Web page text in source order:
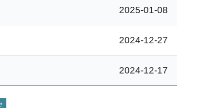
2025-01-08
2024-12-27
2024-12-17